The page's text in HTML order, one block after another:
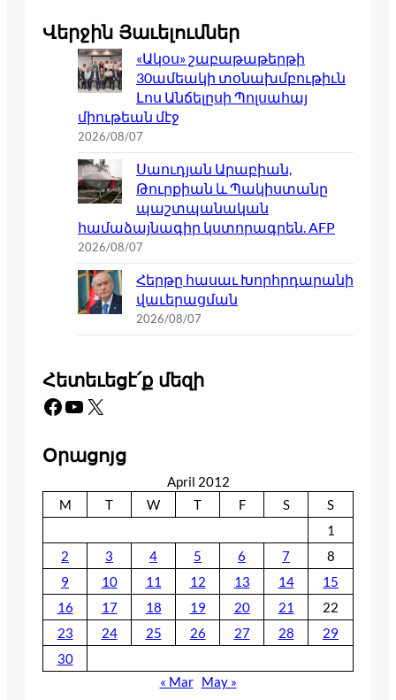
Վերջին Յաւելումներ
«Ակօս» շաբաթաթերթի
30ամեակի տօնախմբութիւն
Լոս Անճելըսի Պոլսահայ
միութեան մէջ
2026/08/07
Սաուդյան Արաբիան,
Թուրքիան և Պակիստանը
պաշտպանական
համաձայնագիր կստորագրեն. AFP
2026/08/07
Հերթը հասաւ Խորհրդարանի
վաւերացման
2026/08/07
Հետեւեցէ՛ք մեզի
Facebook YouTube X
Օրացոյց
April 2012
M
T W T F S
S
1
2
3 4 5 6 7
8
9
10 11 12 13 14
15
16
17 18 19 20 21
22
23
24 25 26 27 28
29
30
« Mar May »